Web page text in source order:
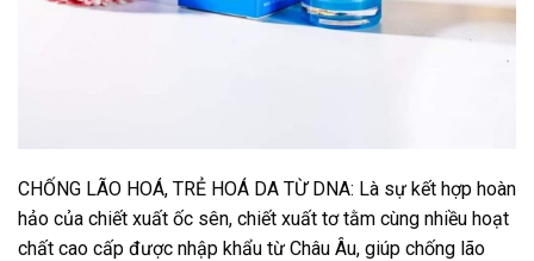
CHỐNG LÃO HOÁ, TRẺ HOÁ DA TỪ DNA: Là sự kết hợp hoàn
hảo của chiết xuất ốc sên, chiết xuất tơ tằm cùng nhiều hoạt
chất cao cấp được nhập khẩu từ Châu Âu, giúp chống lão